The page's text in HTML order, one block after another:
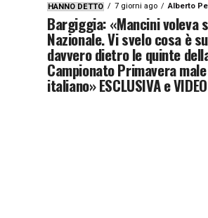
HANNO DETTO 7 giorni ago Alberto
Bargiggia: «Mancini voleva
Nazionale. Vi svelo cosa è
davvero dietro le quinte
Campionato Primavera
italiano» ESCLUSIVA e VIDEO